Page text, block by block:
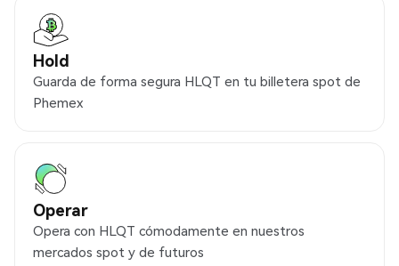
Hold
Guarda de forma segura HLQT en tu billetera spot de
Phemex
Operar
Opera con HLQT cómodamente en nuestros
mercados spot y de futuros